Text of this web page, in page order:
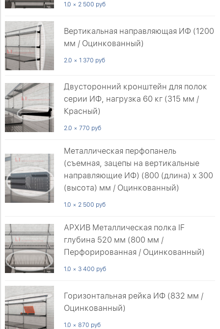
1.0 × 2 500 руб
Вертикальная направляющая ИФ (1200
мм / Оцинкованный)
2.0 × 1 370 руб
Двусторонний кронштейн для полок
серии ИФ, нагрузка 60 кг (315 мм /
Красный)
2.0 × 770 руб
Металлическая перфопанель
(съемная, зацепы на вертикальные
направляющие ИФ) (800 (длина) х 300
(высота) мм / Оцинкованный)
1.0 × 2 500 руб
АРХИВ Металлическая полка IF
глубина 520 мм (800 мм /
Перфорированная / Оцинкованный)
1.0 × 3 400 руб
Горизонтальная рейка ИФ (832 мм /
Оцинкованный)
1.0 × 870 руб